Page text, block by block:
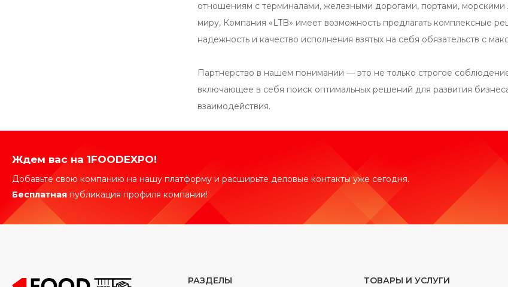
отношениям с терминалами, железными дорогами, портами,
миру, Компания «LTB» имеет возможность предлагать комплексные
надежность и качество исполнения взятых на себя обязательств с
Партнерство в нашем понимании — это не только строгое
включающее в себя поиск оптимальных решений для развития
взаимодействия.
Ждем вас на 1FOODEXPO!
Добавьте свою компанию на нашу платформу и расширьте деловые контакты уже сегодня.
Бесплатная публикация профиля компании!
РАЗДЕЛЫ ТОВАРЫ И УСЛУГИ